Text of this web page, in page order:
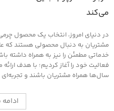
می‌کند
در دنیای امروز، انتخاب یک محصول
مشتریان به دنبال محصولی هستند که
خدماتی مطمئن را نیز به همراه داشته
فعالیت خود را آغاز کردیم؛ با هدف
سال‌ها همراه مشتریان باشند و تجربه‌ای